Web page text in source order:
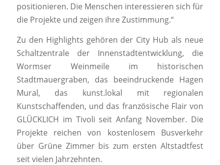
positionieren. Die Menschen interessieren sich für
die Projekte und zeigen ihre Zustimmung.“
Zu den Highlights gehören der City Hub als neue
Schaltzentrale der Innenstadtentwicklung, die
Wormser Weinmeile im historischen
Stadtmauergraben, das beeindruckende Hagen
Mural, das kunst.lokal mit regionalen
Kunstschaffenden, und das französische Flair von
GLÜCKLICH im Tivoli seit Anfang November. Die
Projekte reichen von kostenlosem Busverkehr
über Grüne Zimmer bis zum ersten Altstadtfest
seit vielen Jahrzehnten.